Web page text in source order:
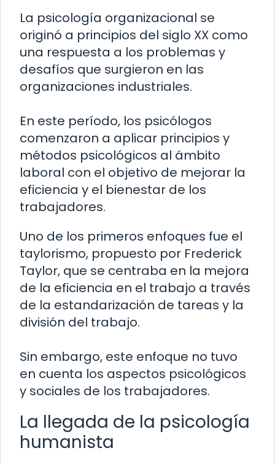
La psicología organizacional se
originó a principios del siglo XX como
una respuesta a los problemas y
desafíos que surgieron en las
organizaciones industriales.
En este período, los psicólogos
comenzaron a aplicar principios y
métodos psicológicos al ámbito
laboral con el objetivo de mejorar la
eficiencia y el bienestar de los
trabajadores.
Uno de los primeros enfoques fue el
taylorismo, propuesto por Frederick
Taylor, que se centraba en la mejora
de la eficiencia en el trabajo a través
de la estandarización de tareas y la
división del trabajo.
Sin embargo, este enfoque no tuvo
en cuenta los aspectos psicológicos
y sociales de los trabajadores.
La llegada de la psicología
humanista